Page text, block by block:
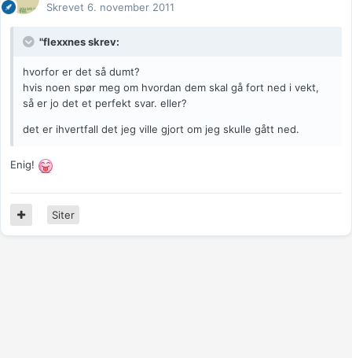
Skrevet 6. november 2011
"flexxnes skrev:
hvorfor er det så dumt?
hvis noen spør meg om hvordan dem skal gå fort ned i vekt,
så er jo det et perfekt svar. eller?
det er ihvertfall det jeg ville gjort om jeg skulle gått ned.
Enig!
Siter